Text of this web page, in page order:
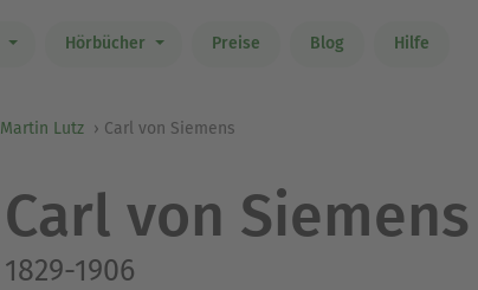
Hörbücher Preise Blog Hilfe
Martin Lutz Carl von Siemens
Carl von Siemens
1829-1906